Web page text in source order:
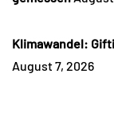
Klimawandel:
August 7, 2026